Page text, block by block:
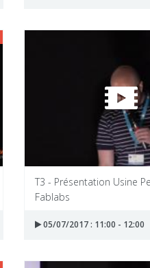
T3 - Présentation Usine
Fablabs
05/07/2017 : 11:00 - 12:00